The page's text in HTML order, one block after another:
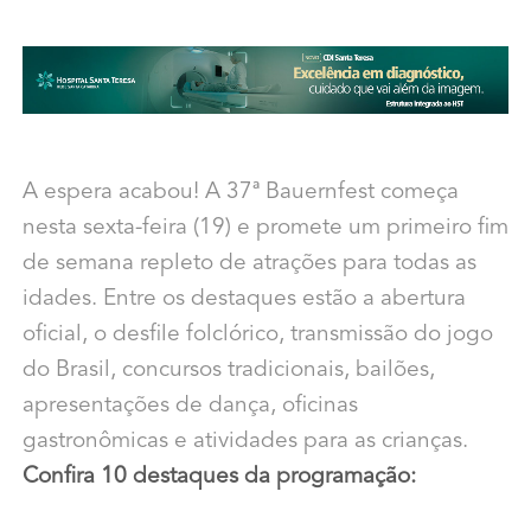
A espera acabou! A 37ª Bauernfest começa
nesta sexta-feira (19) e promete um primeiro fim
de semana repleto de atrações para todas as
idades. Entre os destaques estão a abertura
oficial, o desfile folclórico, transmissão do jogo
do Brasil, concursos tradicionais, bailões,
apresentações de dança, oficinas
gastronômicas e atividades para as crianças.
Confira 10 destaques da programação: